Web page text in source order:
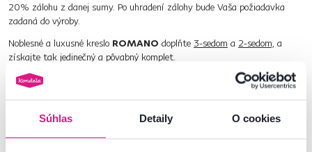
Súhlas Detaily O cookies
20% zálohu z danej sumy. Po uhradení zálohy bude Vaša požiadavka
zadaná do výroby.
Noblesné a luxusné kreslo ROMANO doplňte 3-sedom a 2-sedom, a
získajte tak jedinečný a pôvabný komplet.
Prinášame oveľa viac. Vyberajte z našej širokej ponuky
relaxačných
kresiel.
Číslo produktu : 0000362603